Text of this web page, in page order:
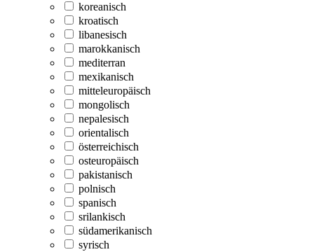
koreanisch
kroatisch
libanesisch
marokkanisch
mediterran
mexikanisch
mitteleuropäisch
mongolisch
nepalesisch
orientalisch
österreichisch
osteuropäisch
pakistanisch
polnisch
spanisch
srilankisch
südamerikanisch
syrisch